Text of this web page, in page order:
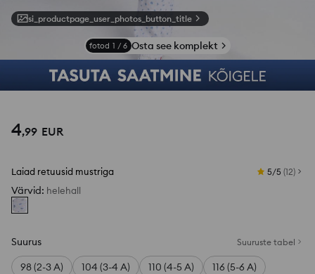
si_productpage_user_photos_button_title
fotod 1 / 6 Osta see komplekt
4,99 EUR
Laiad retuusid mustriga 5/5 (12)
Värvid: helehall
Suurus Suuruste tabel
98 (2-3 A) 104 (3-4 A) 110 (4-5 A)
116 (5-6 A)